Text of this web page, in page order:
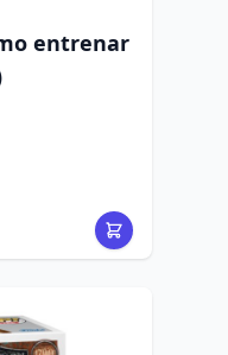
entrenar